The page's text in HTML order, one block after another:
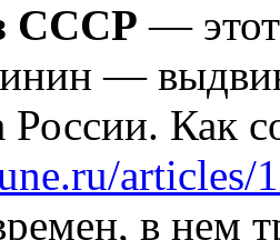
СССР —
—
России. Как
articles/
в нем